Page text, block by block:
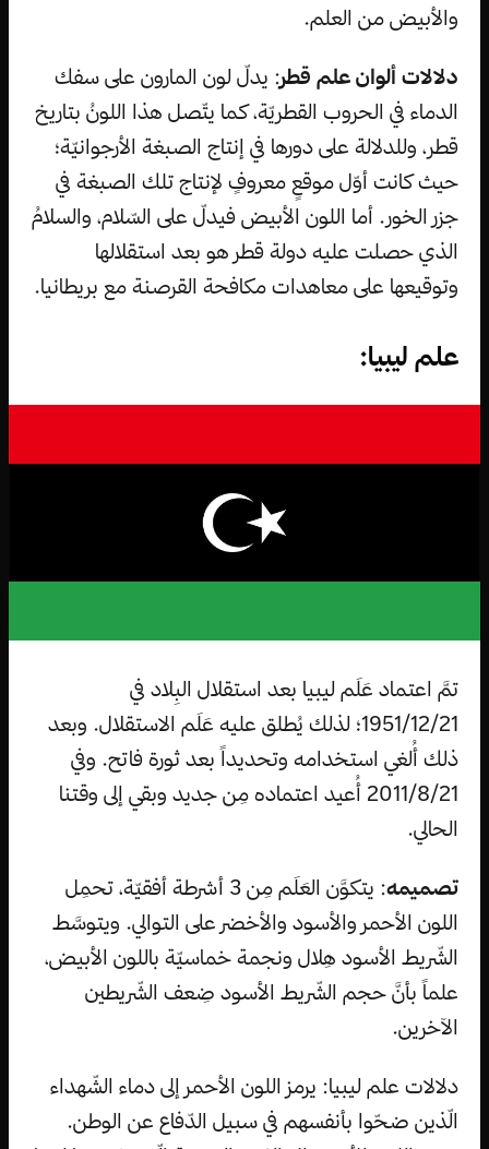
والأبيض من العلم.
دلالات ألوان علم قطر: يدلّ لون المارون على سفك
الدماء في الحروب القطريّة، كما يتّصل هذا اللونُ بتاريخ
قطر، وللدلالة على دورها في إنتاج الصبغة الأرجوانيّة؛
حيث كانت أوّل موقعٍ معروفٍ لإنتاج تلك الصبغة في
جزر الخور. أما اللون الأبيض فيدلّ على السّلام، والسلامُ
الذي حصلت عليه دولة قطر هو بعد استقلالها
وتوقيعها على معاهدات مكافحة القرصنة مع بريطانيا.
علم ليبيا:
تمَّ اعتماد عَلَم ليبيا بعد استقلال البِلاد في
1951/12/21؛ لذلك يُطلق عليه عَلَم الاستقلال. وبعد
ذلك أُلغي استخدامه وتحديداً بعد ثورة فاتح. وفي
2011/8/21 أُعيد اعتماده مِن جديد وبقي إلى وقتنا
الحالي.
تصميمه
: يتكوَّن العَلَم مِن 3 أشرطة أفقيّة، تحمِل
اللون الأحمر والأسود والأخضر على التوالي. ويتوسَّط
الشّريط الأسود هِلال ونجمة خماسيّة باللون الأبيض،
علماً بأنَّ حجم الشّريط الأسود ضِعف الشّريطين
الآخرين.
دلالات علم ليبيا: يرمز اللون الأحمر إلى دماء الشّهداء
الّذين ضحّوا بأنفسهم في سبيل الدّفاع عن الوطن.